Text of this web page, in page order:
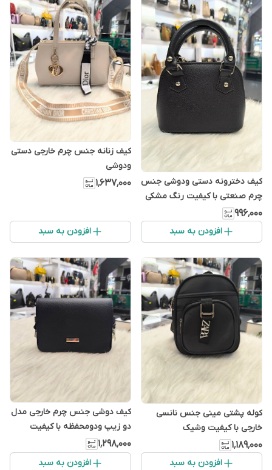
کیف دخترونه دستی ودوشی جنس
چرم صنعتی با کیفیت رنگ مشکی
۹۹۶٬۰۰۰
افزودن به سبد
کیف زنانه جنس چرم خارجی دستی
ودوشی
۱٬۶۳۷٬۰۰۰
افزودن به سبد
کوله پشتی مینی جنس نانسی
خارجی با کیفیت وشیک
۱٬۱۸۹٬۰۰۰
افزودن به سبد
کیف دوشی جنس چرم خارجی مدل
دو زیپ ودومحفظه با کیفیت
وشیک
۱٬۲۹۸٬۰۰۰
افزودن به سبد